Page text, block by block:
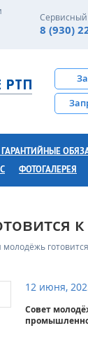
8 (930)
ФОТОГАЛЕРЕЯ
молодёжь
12 июня,
Совет